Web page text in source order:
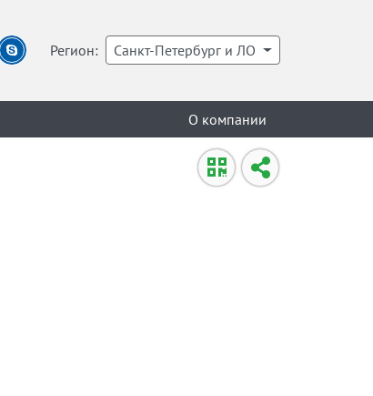
Регион: Санкт-Петербург и ЛО
О компании